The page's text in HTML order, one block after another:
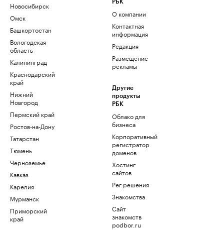
Новосибирск
Омск
Башкортостан
Вологодская
область
Калининград
Краснодарский
край
Нижний
Новгород
Пермский край
Ростов-на-Дону
Татарстан
Тюмень
Черноземье
Кавказ
Карелия
Мурманск
Приморский
край
РБК
О компании
Контактная
информация
Редакция
Размещение
рекламы
Другие
продукты
РБК
Облако для
бизнеса
Корпоративный
регистратор
доменов
Хостинг
сайтов
Рег.решения
Знакомства
Сайт
знакомств
podbor.ru